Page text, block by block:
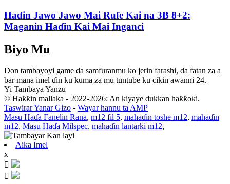
Haɗin Jawo Jawo Mai Rufe Kai na 3B 8+2:
Maganin Haɗin Kai Mai Inganci
Biyo Mu
Don tambayoyi game da samfuranmu ko jerin farashi, da fatan za a
bar mana imel ɗin ku kuma za mu tuntube ku cikin awanni 24.
Yi Tambaya Yanzu
© Haƙƙin mallaka - 2022-2026: An kiyaye dukkan haƙƙoƙi.
Taswirar Yanar Gizo - Wayar hannu ta AMP
Masu Haɗa Fanelin Rana, m12 fil 5, mahaɗin toshe m12, mahaɗin
m12, Masu Haɗa Milspec, mahaɗin lantarki m12,
Aika Imel
x

